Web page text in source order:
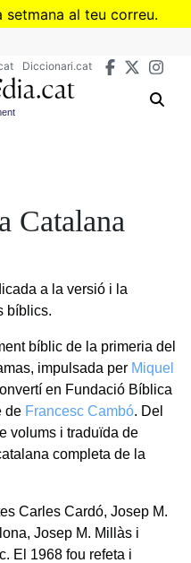
setmana al teu correu.
de Divulcat
Diccionari.cat
Catalana
a la versió i la
bíblics.
bíblic de la primeria del
impulsada per Miquel
en Fundació Bíblica
de Francesc Cambó. Del
volums i traduïda de
completa de la
Carles Cardó, Josep M.
Josep M. Millàs i
El 1968 fou refeta i